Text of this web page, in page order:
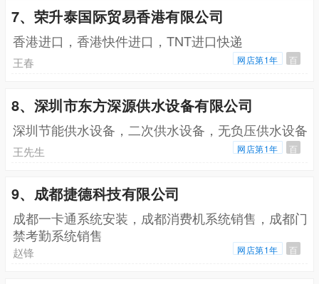
7、荣升泰国际贸易香港有限公司
香港进口，香港快件进口，TNT进口快递
王春 网店第1年 百
8、深圳市东方深源供水设备有限公司
深圳节能供水设备，二次供水设备，无负压供水设备
王先生 网店第1年 百
9、成都捷德科技有限公司
成都一卡通系统安装，成都消费机系统销售，成都门
禁考勤系统销售
赵锋 网店第1年 百